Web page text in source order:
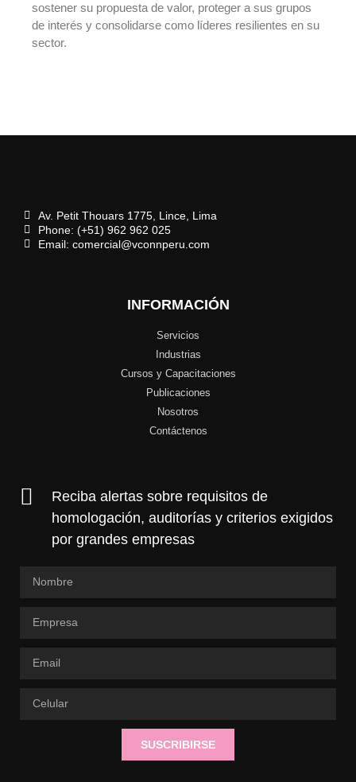
sostener su propuesta de valor, proteger a sus grupos
de interés y consolidarse como líderes resilientes en su
sector.
Av. Petit Thouars 1775, Lince, Lima
Phone: (+51) 962 962 025
Email: comercial@vconnperu.com
INFORMACIÓN
Servicios
Industrias
Cursos y Capacitaciones
Publicaciones
Nosotros
Contáctenos
Reciba alertas sobre requisitos de
homologación, auditorías y criterios exigidos
por grandes empresas
SUSCRIBIRSE